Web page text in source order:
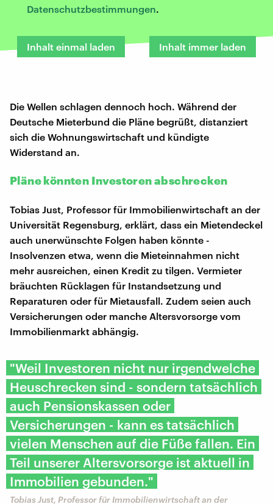
Datenschutzbestimmungen.
Inhalt einmal laden Inhalt immer laden
Die Wellen schlagen dennoch hoch. Während der
Deutsche Mieterbund die Pläne begrüßt, distanziert
sich die Wohnungswirtschaft und kündigte
Widerstand an.
Pläne könnten Investoren abschrecken
Tobias Just, Professor für Immobilienwirtschaft an der
Universität Regensburg, erklärt, dass ein Mietendeckel
auch unerwünschte Folgen haben könnte -
Insolvenzen etwa, wenn die Mieteinnahmen nicht
mehr ausreichen, einen Kredit zu tilgen. Vermieter
bräuchten Rücklagen für Instandsetzung und
Reparaturen oder für Mietausfall. Zudem seien auch
Versicherungen oder manche Altersvorsorge vom
Immobilienmarkt abhängig.
"Weil Investoren nicht nur irgendwelche
Heuschrecken sind - sondern tatsächlich
auch Pensionskassen oder
Versicherungen - kann es tatsächlich
vielen Menschen auf die Füße fallen. Ein
Teil unserer Altersvorsorge ist aktuell in
Immobilien gebunden."
Tobias Just, Professor für Immobilienwirtschaft an der